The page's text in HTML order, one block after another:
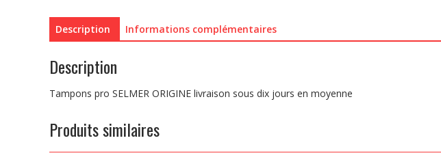
Description Informations complémentaires
Description
Tampons pro SELMER ORIGINE livraison sous dix jours en moyenne
Produits similaires